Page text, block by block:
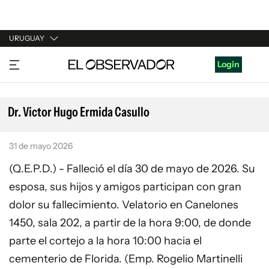
URUGUAY
URUGUAY
ARGENTINA
ESPAÑA
Login
Dr. Victor Hugo Ermida Casullo
31 de mayo 2026
(Q.E.P.D.) - Falleció el día 30 de mayo de 2026. Su
esposa, sus hijos y amigos participan con gran
dolor su fallecimiento. Velatorio en Canelones
1450, sala 202, a partir de la hora 9:00, de donde
parte el cortejo a la hora 10:00 hacia el
cementerio de Florida. (Emp. Rogelio Martinelli